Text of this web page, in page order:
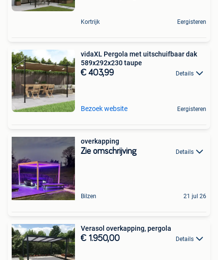
Kortrijk Eergisteren
vidaXL Pergola met uitschuifbaar dak
589x292x230 taupe
€ 403,99 Details
Bezoek website Eergisteren
overkapping
Zie omschrijving Details
Bilzen 21 jul 26
Verasol overkapping, pergola
€ 1.950,00 Details